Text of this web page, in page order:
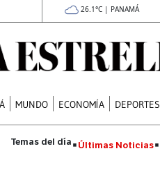
26.1°C | PANAMÁ
MUNDO ECONOMÍA DEPORTES
Últimas Noticias